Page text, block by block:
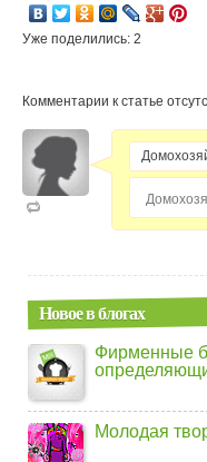
Уже поделились: 2
Комментарии к статье
Новое в блогах
Фирменные
Молодая